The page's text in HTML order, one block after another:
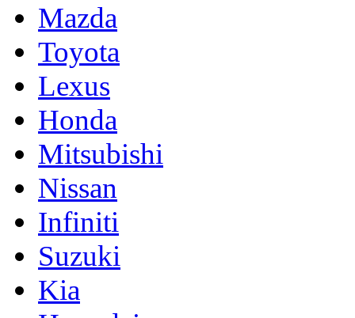
Mazda
Toyota
Lexus
Honda
Mitsubishi
Nissan
Infiniti
Suzuki
Kia